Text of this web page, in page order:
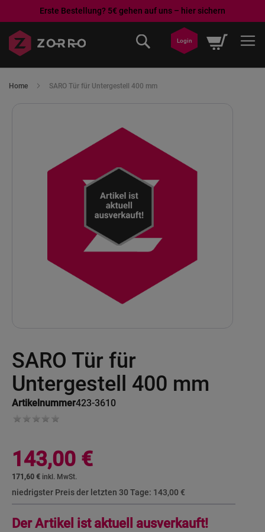
Erste Bestellung? 5€ gehen auf uns – hier sichern
zum
Mein
Login
Home SARO Tür für Untergestell 400 mm
SARO Tür für
Untergestell 400 mm
Artikelnummer423-3610
to
the
beginning
of
images
171,60 €
143,00 €
niedrigster Preis der letzten 30 Tage: 143,00 €
Der Artikel ist aktuell ausverkauft!